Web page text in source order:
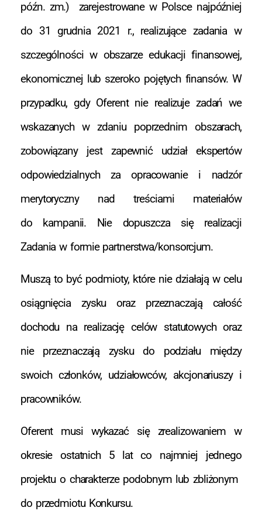
późn. zm.) zarejestrowane w Polsce najpóźniej
do 31 grudnia 2021 r., realizujące zadania w
szczególności w obszarze edukacji finansowej,
ekonomicznej lub szeroko pojętych finansów. W
przypadku, gdy Oferent nie realizuje zadań we
wskazanych w zdaniu poprzednim obszarach,
zobowiązany jest zapewnić udział ekspertów
odpowiedzialnych za opracowanie i nadzór
merytoryczny nad treściami materiałów
do kampanii. Nie dopuszcza się realizacji
Zadania w formie partnerstwa/konsorcjum.
Muszą to być podmioty, które nie działają w celu
osiągnięcia zysku oraz przeznaczają całość
dochodu na realizację celów statutowych oraz
nie przeznaczają zysku do podziału między
swoich członków, udziałowców, akcjonariuszy i
pracowników.
Oferent musi wykazać się zrealizowaniem w
okresie ostatnich 5 lat co najmniej jednego
projektu o charakterze podobnym lub zbliżonym
do przedmiotu Konkursu.